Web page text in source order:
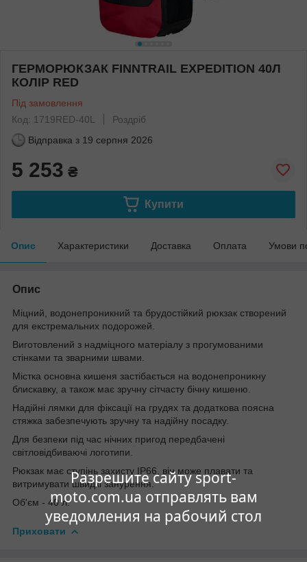
Разрешите сайту sport-
moto.com.ua отправлять вам
уведомления на рабочий стол
ГЕРМОРЮКЗАК FINNTRAIL EXPEDITION 40Л
КОЛІР RED
Під замовлення
Код: 1719RED-40L
Роздріб
Відправка з 19 серпня 2026
5 253 ₴
Купити
Опис Характеристики Доставка Оплата Умови
Опис
Міцний, водонепроникний та брудостійкий рюкзак створений
для екстремальних подорожей.
Виготовлений з надміцного матеріалу з прогумованими
стінками та зварними швами.
Містка основна кишеня застібається на водонепроникну
блискавку, а також має зручну сітчасту бічну кишеню.
Надійні лямки для фіксації на грудях та додаткова поясна
стяжка забезпечують зручну та надійну посадку.
Для безпеки під час нічних пригод передбачені
світловідбиваючі логотипи.
Рюкзак має ступінь захисту IP66, він може плавати та
витримувати швидкі занурення.
Об'єм - 40 л.
Приховати